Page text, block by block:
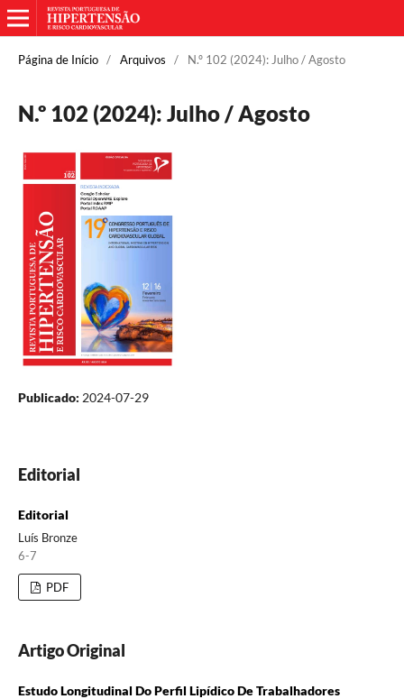
Página de Início / Arquivos / N.º 102 (2024): Julho / Agosto
N.º 102 (2024): Julho / Agosto
Publicado: 2024-07-29
Editorial
Editorial
Luís Bronze
6-7
PDF
Artigo Original
Estudo Longitudinal Do Perfil Lipídico De Trabalhadores